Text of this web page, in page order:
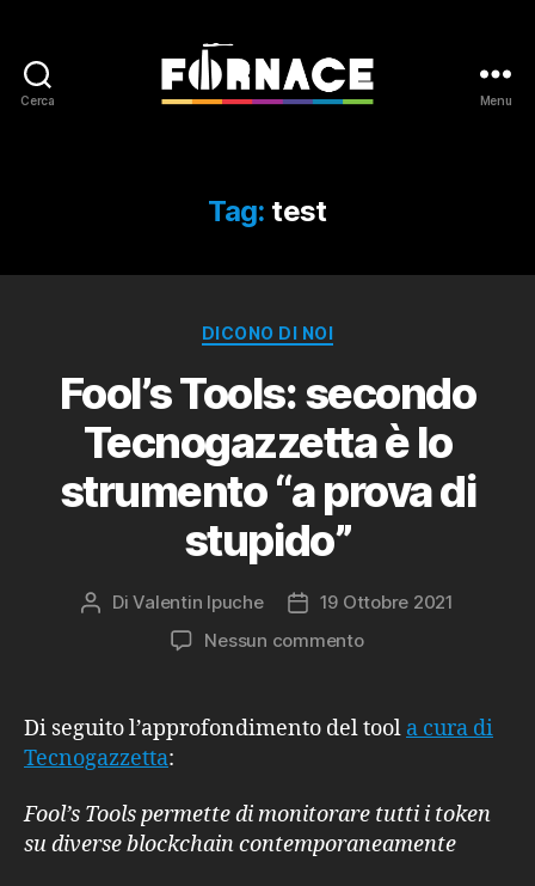
Cerca Menu
Tag: test
Categorie
DICONO DI NOI
Fool’s Tools: secondo
Tecnogazzetta è lo
strumento “a prova di
stupido”
Autore
DiValentin Ipuche
Data19 Ottobre 2021
Nessun commentosu
secondo
Tecnogazzetta
strumento
“a
Di seguito l’approfondimento del tool a cura di
Tecnogazzetta:
Fool’s Tools permette di monitorare tutti i token
su diverse blockchain contemporaneamente